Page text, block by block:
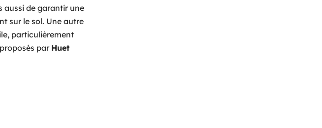
aussi de garantir une
sur le sol. Une autre
particulièrement
par Huet